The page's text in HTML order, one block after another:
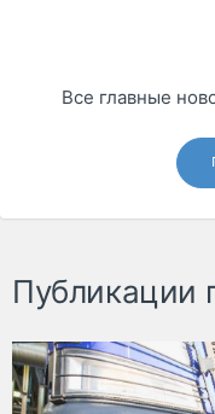
Все главные
Публикации